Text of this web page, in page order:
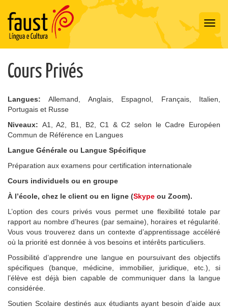
Cours Privés
Langues:Allemand, Anglais, Espagnol, Français, Italien,
Portugais et Russe
Niveaux: A1, A2, B1, B2, C1 & C2 selon le Cadre Européen
Commun de Référence en Langues
Langue Générale ou Langue Spécifique
Préparation aux examens pour certification internationale
Cours individuels ou en groupe
À l’école, chez le client ou en ligne (Skype ou Zoom).
L’option des cours privés vous permet une flexibilité totale par
rapport au nombre d’heures (par semaine), horaires et régularité.
Vous vous trouverez dans un contexte d’apprentissage accéléré
où la priorité est donnée à vos besoins et intérêts particuliers.
Possibilité d’apprendre une langue en poursuivant des objectifs
spécifiques (banque, médicine, immobilier, juridique, etc.), si
l’élève est déjà bien capable de communiquer dans la langue
considérée.
Soutien Scolaire destinés aux étudiants ayant besoin d’aide aux